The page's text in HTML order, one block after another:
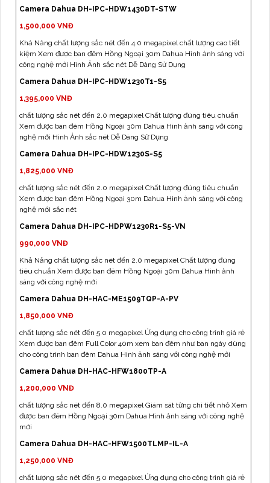
Camera Dahua DH-IPC-HDW1430DT-STW
1,500,000 VNĐ
Khả Năng chất lượng sắc nét đến 4.0 megapixel chất lượng cao tiết
kiệm Xem được ban đêm Hồng Ngoại 30m Dahua Hình ảnh sáng với
công nghệ mới Hình Ảnh sắc nét Dễ Dàng Sử Dụng
Camera Dahua DH-IPC-HDW1230T1-S5
1,395,000 VNĐ
chất lượng sắc nét đến 2.0 megapixel Chất lượng đúng tiêu chuẩn
Xem được ban đêm Hồng Ngoại 30m Dahua Hình ảnh sáng với công
nghệ mới Hình Ảnh sắc nét Dễ Dàng Sử Dụng
Camera Dahua DH-IPC-HDW1230S-S5
1,825,000 VNĐ
chất lượng sắc nét đến 2.0 megapixel Chất lượng đúng tiêu chuẩn
Xem được ban đêm Hồng Ngoại 30m Dahua Hình ảnh sáng với công
nghệ mới sắc nét
Camera Dahua DH-IPC-HDPW1230R1-S5-VN
990,000 VNĐ
Khả Năng chất lượng sắc nét đến 2.0 megapixel Chất lượng đúng
tiêu chuẩn Xem được ban đêm Hồng Ngoại 30m Dahua Hình ảnh
sáng với công nghệ mới
Camera Dahua DH-HAC-ME1509TQP-A-PV
1,850,000 VNĐ
chất lượng sắc nét đến 5.0 megapixel Ứng dụng cho công trình giá rẻ
Xem được ban đêm Full Color 40m xem ban đêm như ban ngày dùng
cho công trình ban đêm Dahua Hình ảnh sáng với công nghệ mới
Camera Dahua DH-HAC-HFW1800TP-A
1,200,000 VNĐ
chất lượng sắc nét đến 8.0 megapixel Giám sát từng chi tiết nhỏ Xem
được ban đêm Hồng Ngoại 30m Dahua Hình ảnh sáng với công nghệ
mới
Camera Dahua DH-HAC-HFW1500TLMP-IL-A
1,250,000 VNĐ
chất lượng sắc nét đến 5.0 megapixel Ứng dụng cho công trình giá rẻ